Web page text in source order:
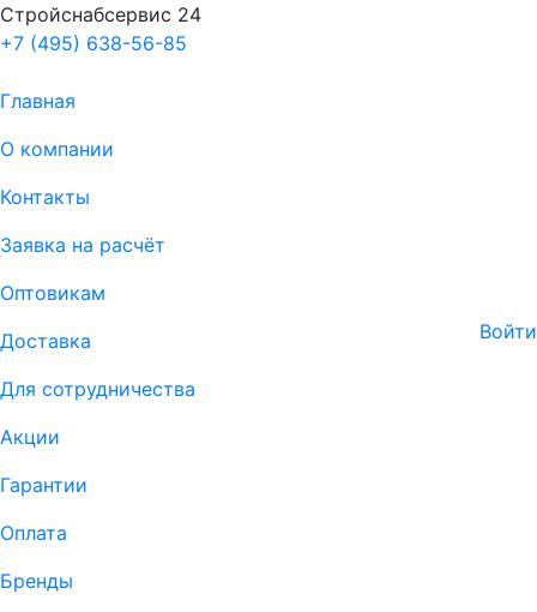
Стройснабсервис 24
+7 (495) 638-56-85
Главная
О компании
Контакты
Заявка на расчёт
Оптовикам
Доставка
Для сотрудничества
Акции
Гарантии
Оплата
Бренды
Войти